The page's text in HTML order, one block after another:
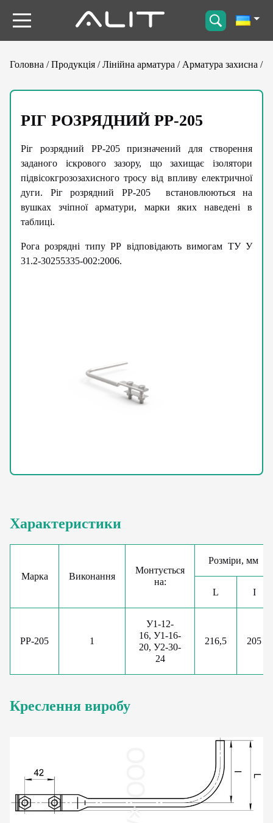
Головна /Продукція /Лінійна арматура / Арматура захисна /
РІГ РОЗРЯДНИЙ РР-205
Ріг розрядний РР-205 призначений для створення
заданого іскрового зазору, що захищає ізолятори
підвісокгрозозахисного тросу від впливу електричної
дуги. Ріг розрядний РР-205 встановлюються на
вушках зчіпної арматури, марки яких наведені в
таблиці.
Рога розрядні типу РР відповідають вимогам ТУ У
31.2-30255335-002:2006.
Характеристики
Марка Виконання
Монтується
на:
Розміри, мм
L І
РР-205 1
У1-12-
16, У1-16-
20, У2-30-
24
216,5 205
Креслення виробу